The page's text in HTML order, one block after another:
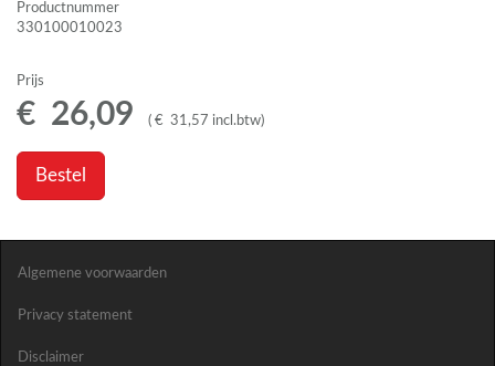
Productnummer
330100010023
Prijs
€ 26,09 ( € 31,57 incl.btw)
Bestel
Algemene voorwaarden
Privacy statement
Disclaimer